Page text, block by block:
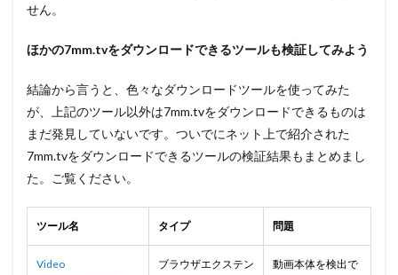
せん。
ほかの7mm.tvをダウンロードできるツールも検証してみよう
結論から言うと、色々なダウンロードツールを使ってみた
が、上記のツール以外は7mm.tvをダウンロードできるものは
まだ発見していないです。ついでにネット上で紹介された
7mm.tvをダウンロードできるツールの検証結果もまとめまし
た。ご覧ください。
ツール名 タイプ 問題
Video
ブラウザエクステン
動画本体を検出で